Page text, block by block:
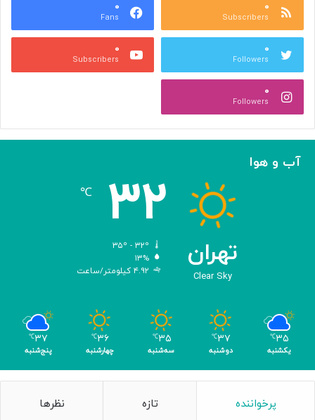
م
ا
ج
ا
ه
و
ش
ص
ن
و
ب
ا
ک
م
۰
Subscribers
۰
Fans
۰
Followers
۰
Subscribers
۰
Followers
آب و هوا
تهران
Clear Sky
۳۲ ℃
۱۳%
۴.۹۲ کیلومتر/ساعت
۳۵℃
یکشنبه
۳۷℃
دوشنبه
۳۵℃
سه‌شنبه
۳۶℃
چهارشنبه
۳۷℃
پنج‌شنبه
پرخواننده تازه نظرها